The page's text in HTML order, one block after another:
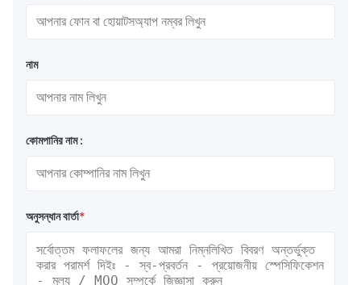
নাম
কোমপানির নাম :
অনুসন্ধান বার্তা*